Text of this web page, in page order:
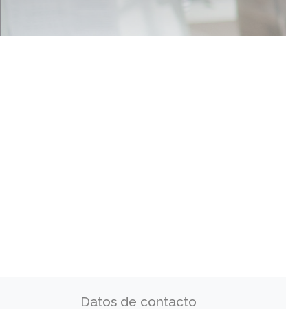
Datos de contacto